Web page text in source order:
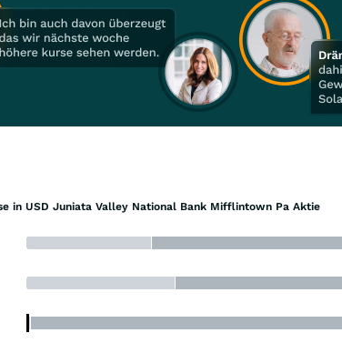
in USD Juniata Valley National Bank Mifflintown Pa Aktie